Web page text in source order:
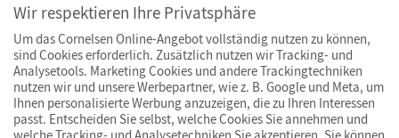
Wir respektieren Ihre Privatsphäre
Um das Cornelsen Online-Angebot vollständig nutzen zu können,
sind Cookies erforderlich. Zusätzlich nutzen wir Tracking- und
Analysetools. Marketing Cookies und andere Trackingtechniken
nutzen wir und unsere Werbepartner, wie z. B. Google und Meta, um
Ihnen personalisierte Werbung anzuzeigen, die zu Ihren Interessen
passt. Entscheiden Sie selbst, welche Cookies Sie annehmen und